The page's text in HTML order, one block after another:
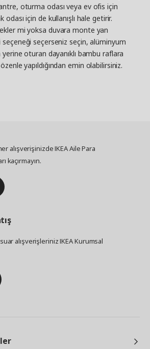
oturma odası veya ev ofis için
için de kullanışlı hale getirir.
mi yoksa duvara monte yan
seçerseniz seçin, alüminyum
oturan dayanıklı bambu raflara
yapıldığından emin olabilirsiniz.
alışverişinizde IKEA Aile Para
kaçırmayın.
alışverişleriniz IKEA Kurumsal